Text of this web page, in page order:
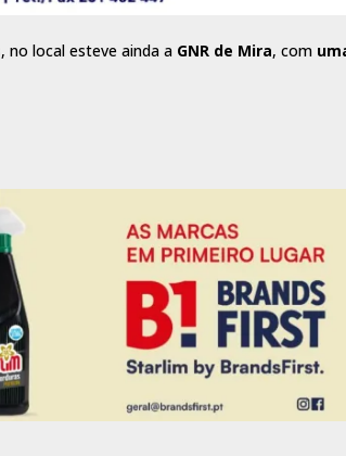
, no local esteve ainda a GNR de Mira, com